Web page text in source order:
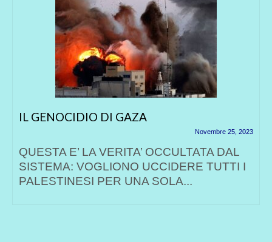
IL GENOCIDIO DI GAZA
Novembre 25, 2023
QUESTA E’ LA VERITA’ OCCULTATA DAL
SISTEMA: VOGLIONO UCCIDERE TUTTI I
PALESTINESI PER UNA SOLA...